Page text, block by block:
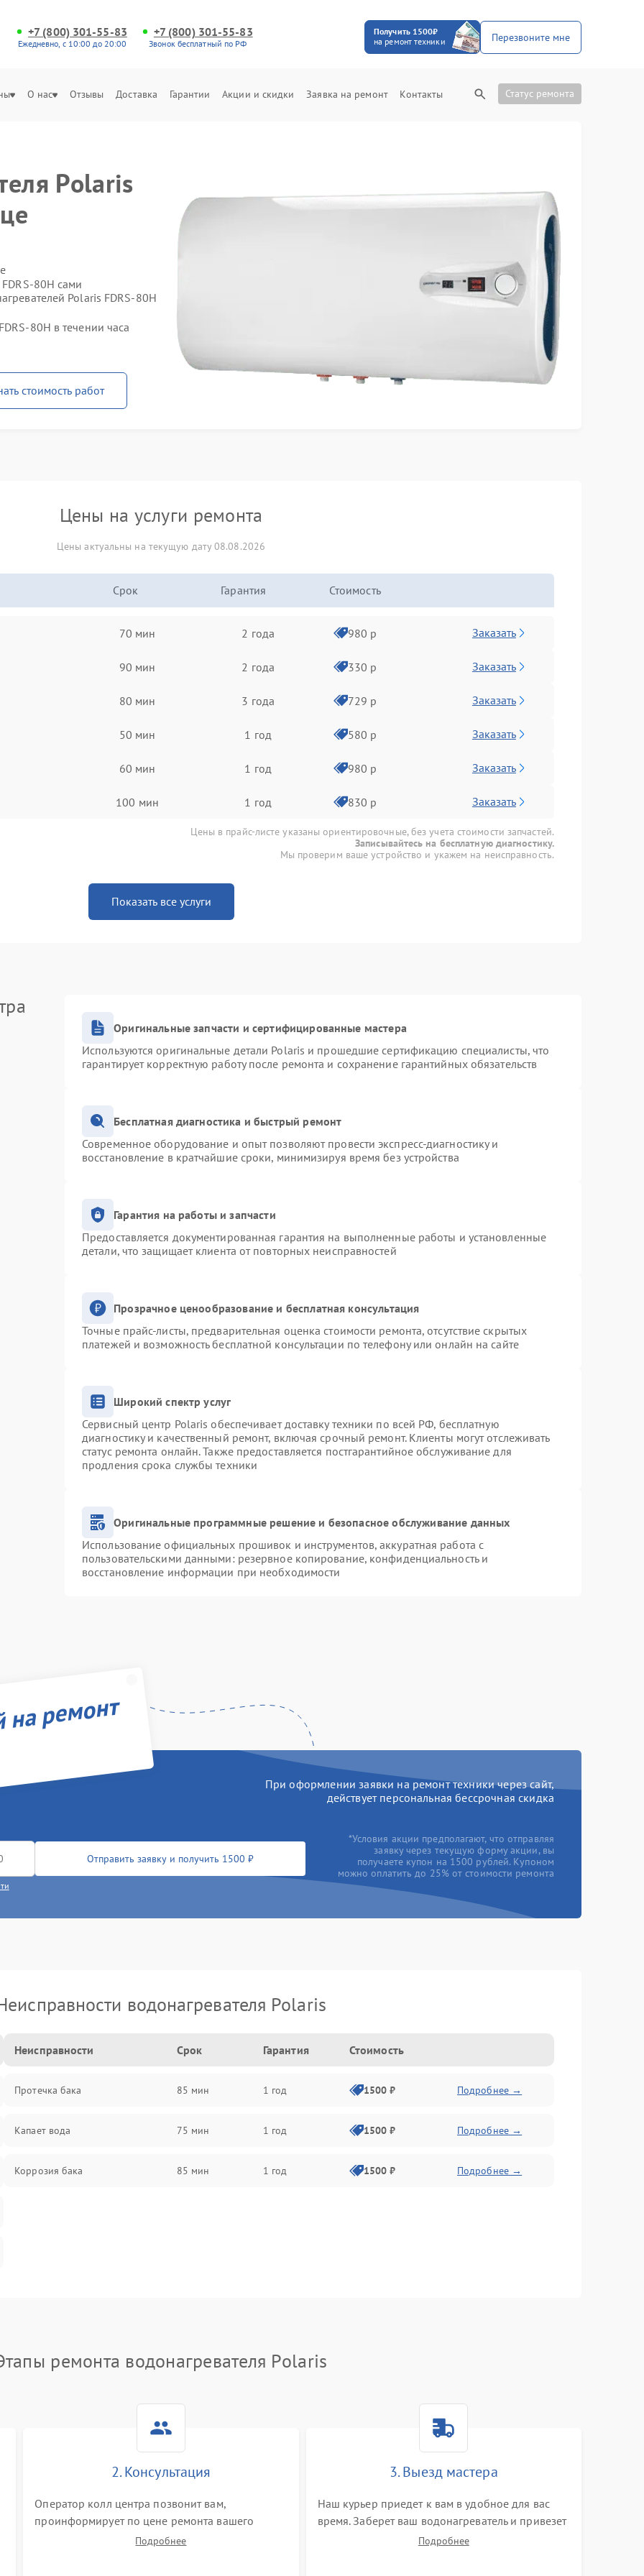
+7 (800) 301-55-83
Ежедневно, с 10:00 до 20:00
+7 (800) 301-55-83
Звонок бесплатный по РФ
Получить 1500₽
на ремонт техники
Перезвоните мне
О нас Отзывы Доставка Гарантии Акции и скидки Заявка на ремонт Контакты Статус ремонта
Polaris
80H сами
Polaris FDRS-80H
80H в течении часа
стоимость работ
Цены на услуги ремонта
Цены актуальны на текущую дату 08.08.2026
Срок Гарантия Стоимость
70 мин 2 года 980 р Заказать
90 мин 2 года 330 р Заказать
80 мин 3 года 729 р Заказать
50 мин 1 год 580 р Заказать
60 мин 1 год 980 р Заказать
100 мин 1 год 830 р Заказать
Цены в прайс-листе указаны ориентировочные, без учета стоимости запчастей.
Записывайтесь на бесплатную диагностику.
Мы проверим ваше устройство и укажем на неисправность.
Показать все услуги
Оригинальные запчасти и сертифицированные мастера
Используются оригинальные детали Polaris и прошедшие сертификацию специалисты, что
гарантирует корректную работу после ремонта и сохранение гарантийных обязательств
Бесплатная диагностика и быстрый ремонт
Современное оборудование и опыт позволяют провести экспресс-диагностику и
восстановление в кратчайшие сроки, минимизируя время без устройства
Гарантия на работы и запчасти
Предоставляется документированная гарантия на выполненные работы и установленные
детали, что защищает клиента от повторных неисправностей
Прозрачное ценообразование и бесплатная консультация
Точные прайс-листы, предварительная оценка стоимости ремонта, отсутствие скрытых
платежей и возможность бесплатной консультации по телефону или онлайн на сайте
Широкий спектр услуг
Сервисный центр Polaris обеспечивает доставку техники по всей РФ, бесплатную
диагностику и качественный ремонт, включая срочный ремонт. Клиенты могут отслеживать
статус ремонта онлайн. Также предоставляется постгарантийное обслуживание для
продления срока службы техники
Оригинальные программные решение и безопасное обслуживание данных
Использование официальных прошивок и инструментов, аккуратная работа с
пользовательскими данными: резервное копирование, конфиденциальность и
восстановление информации при необходимости
ремонт
При оформлении заявки на ремонт техники через сайт,
действует персональная бессрочная скидка
Отправить заявку и получить 1500 ₽
*Условия акции предполагают, что отправляя
заявку через текущую форму акции, вы
получаете купон на 1500 рублей. Купоном
можно оплатить до 25% от стоимости ремонта
водонагревателя Polaris
Неисправности Срок Гарантия Стоимость
Протечка бака 85 мин 1 год 1500 ₽ Подробнее →
Капает вода 75 мин 1 год 1500 ₽ Подробнее →
Коррозия бака 85 мин 1 год 1500 ₽ Подробнее →
ремонта водонагревателя Polaris
2. Консультация
Оператор колл центра позвонит вам,
проинформирует по цене ремонта вашего
водонагревателя а также ответит на все ваши
Подробнее
3. Выезд мастера
Наш курьер приедет к вам в удобное для вас
время. Заберет ваш водонагреватель и привезет
на склад для диагностики.
Подробнее